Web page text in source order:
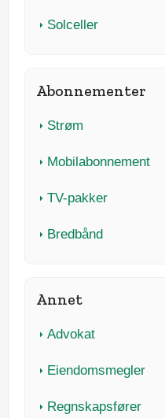
Solceller
Abonnementer
Strøm
Mobilabonnement
TV-pakker
Bredbånd
Annet
Advokat
Eiendomsmegler
Regnskapsfører